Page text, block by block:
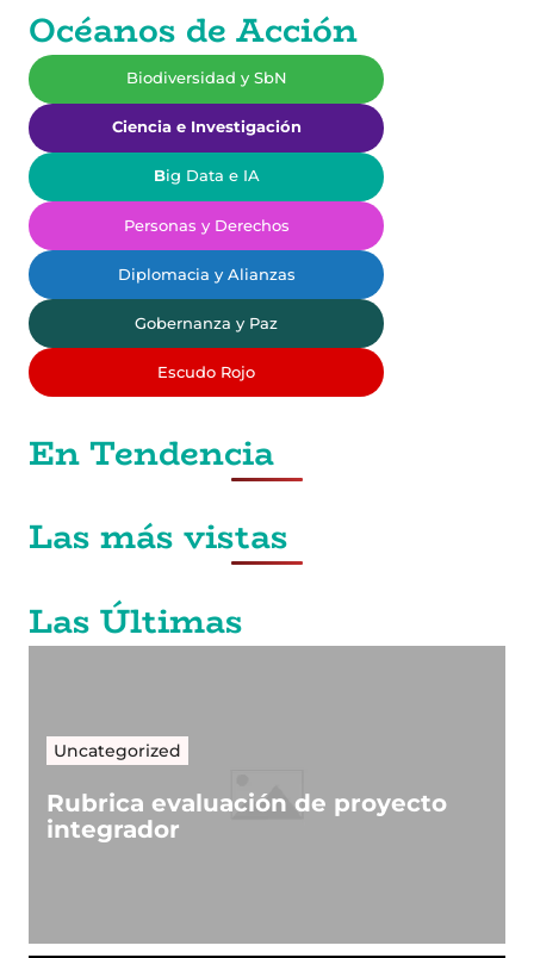
Océanos de Acción
Biodiversidad y SbN
Ciencia e Investigación
Big Data e IA
Personas y Derechos
Diplomacia y Alianzas
Gobernanza y Paz
Escudo Rojo
En Tendencia
Las más vistas
Las Últimas
Uncategorized
Rubrica evaluación de proyecto
integrador